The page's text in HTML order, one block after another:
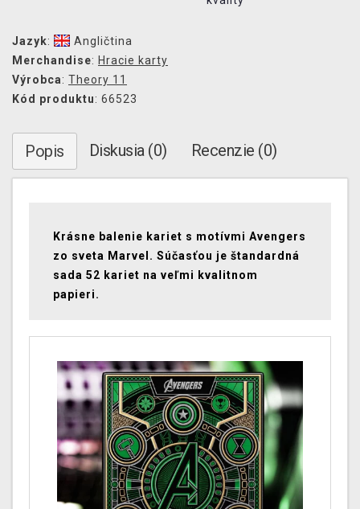
Jazyk:
Angličtina
Merchandise: Hracie karty
Výrobca: Theory 11
Kód produktu: 66523
Popis Diskusia (0) Recenzie (0)
Krásne balenie kariet s motívmi Avengers
zo sveta Marvel. Súčasťou je štandardná
sada 52 kariet na veľmi kvalitnom
papieri.